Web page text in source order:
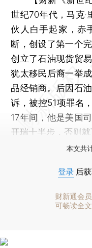
世纪70年代，马克·
伙人白手起家，赤
断，创设了第一个
创立了石油现货贸
犹太移民后裔一举
品经销商。后因石
诉，被控51项罪名
17年间，他是美国
开瑞士半步，否则
本文共
登录 后
财新通会员
可畅读全文